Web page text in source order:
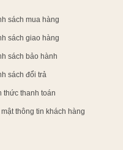
sách mua hàng
sách giao hàng
sách bảo hành
sách đổi trả
thức thanh toán
mật thông tin khách hàng